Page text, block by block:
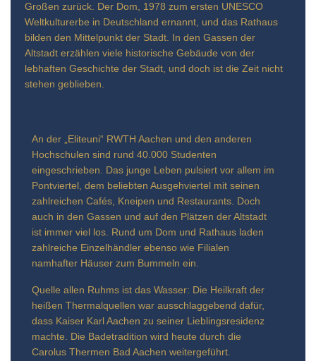
Großen zurück. Der Dom, 1978 zum ersten UNESCO
Weltkulturerbe in Deutschland ernannt, und das Rathaus
bilden den Mittelpunkt der Stadt. In den Gassen der
Altstadt erzählen viele historische Gebäude von der
lebhaften Geschichte der Stadt, und doch ist die Zeit nicht
stehen geblieben.
An der „Eliteuni“ RWTH Aachen und den anderen
Hochschulen sind rund 40.000 Studenten
eingeschrieben. Das junge Leben pulsiert vor allem im
Pontviertel, dem beliebten Ausgehviertel mit seinen
zahlreichen Cafés, Kneipen und Restaurants. Doch
auch in den Gassen und auf den Plätzen der Altstadt
ist immer viel los. Rund um Dom und Rathaus laden
zahlreiche Einzelhändler ebenso wie Filialen
namhafter Häuser zum Bummeln ein.
Quelle allen Ruhms ist das Wasser: Die Heilkraft der
heißen Thermalquellen war ausschlaggebend dafür,
dass Kaiser Karl Aachen zu seiner Lieblingsresidenz
machte. Die Badetradition wird heute durch die
Carolus Thermen Bad Aachen weitergeführt.